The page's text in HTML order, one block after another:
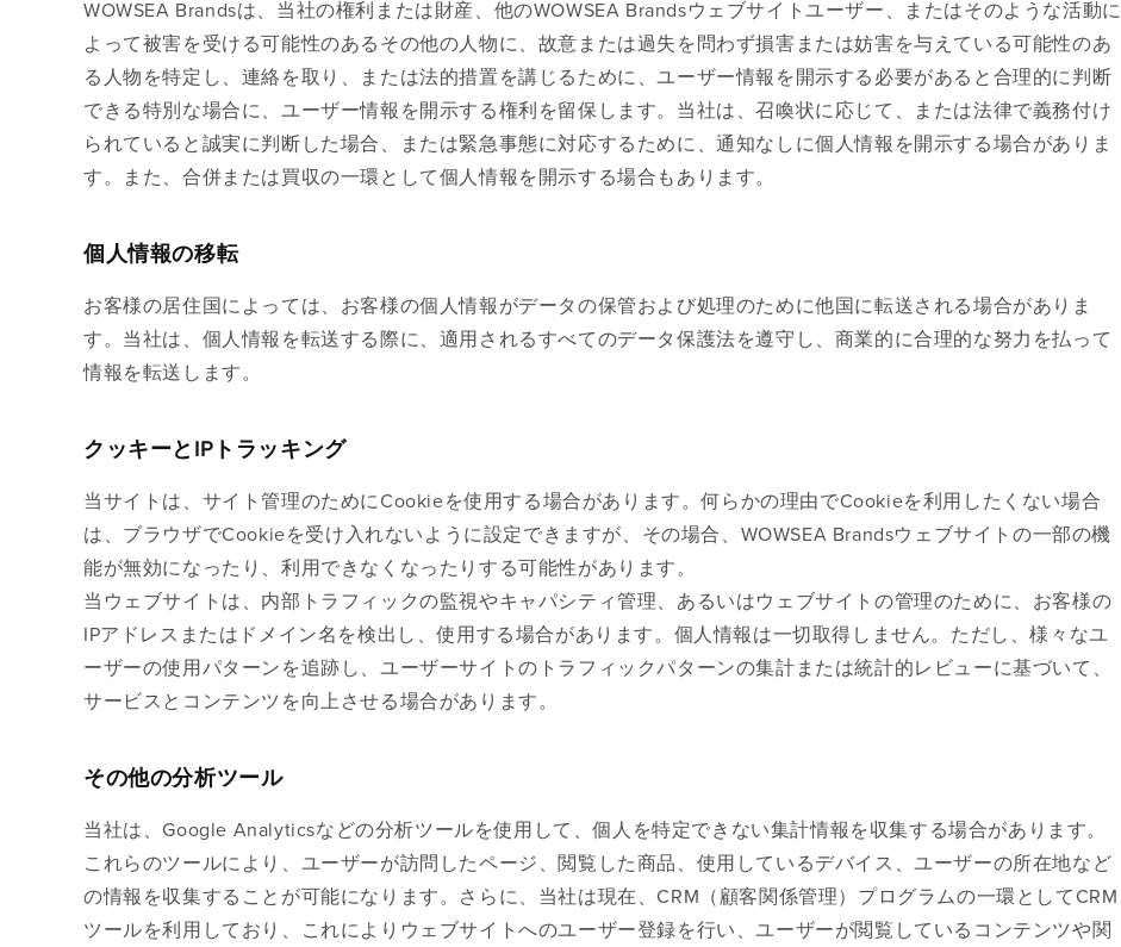
WOWSEA Brandsは、当社の権利または財産、他のWOWSEA Brandsウェブサイトユーザー、またはそのような活動に
よって被害を受ける可能性のあるその他の人物に、故意または過失を問わず損害または妨害を与えている可能性のあ
る人物を特定し、連絡を取り、または法的措置を講じるために、ユーザー情報を開示する必要があると合理的に判断
できる特別な場合に、ユーザー情報を開示する権利を留保します。当社は、召喚状に応じて、または法律で義務付け
られていると誠実に判断した場合、または緊急事態に対応するために、通知なしに個人情報を開示する場合がありま
す。また、合併または買収の一環として個人情報を開示する場合もあります。
個人情報の移転
お客様の居住国によっては、お客様の個人情報がデータの保管および処理のために他国に転送される場合がありま
す。当社は、個人情報を転送する際に、適用されるすべてのデータ保護法を遵守し、商業的に合理的な努力を払って
情報を転送します。
クッキーとIPトラッキング
当サイトは、サイト管理のためにCookieを使用する場合があります。何らかの理由でCookieを利用したくない場合
は、ブラウザでCookieを受け入れないように設定できますが、その場合、WOWSEA Brandsウェブサイトの一部の機
能が無効になったり、利用できなくなったりする可能性があります。
当ウェブサイトは、内部トラフィックの監視やキャパシティ管理、あるいはウェブサイトの管理のために、お客様の
IPアドレスまたはドメイン名を検出し、使用する場合があります。個人情報は一切取得しません。ただし、様々なユ
ーザーの使用パターンを追跡し、ユーザーサイトのトラフィックパターンの集計または統計的レビューに基づいて、
サービスとコンテンツを向上させる場合があります。
その他の分析ツール
当社は、Google Analyticsなどの分析ツールを使用して、個人を特定できない集計情報を収集する場合があります。
これらのツールにより、ユーザーが訪問したページ、閲覧した商品、使用しているデバイス、ユーザーの所在地など
の情報を収集することが可能になります。さらに、当社は現在、CRM（顧客関係管理）プログラムの一環としてCRM
ツールを利用しており、これによりウェブサイトへのユーザー登録を行い、ユーザーが閲覧しているコンテンツや関